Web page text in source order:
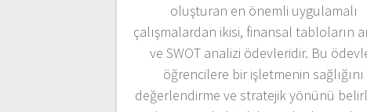
oluşturan en önemli uygulamalı
çalışmalardan ikisi, finansal tabloların
ve SWOT analizi ödevleridir. Bu
öğrencilere bir işletmenin sağlığını
değerlendirme ve stratejik yönünü